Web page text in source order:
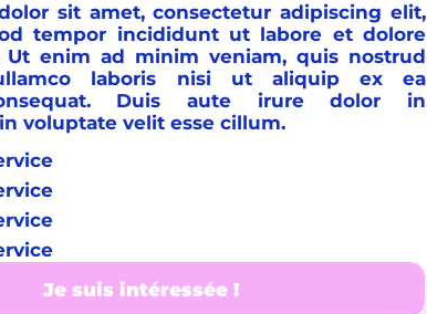
sit amet, consectetur adipiscing elit,
tempor incididunt ut labore et dolore
Ut enim ad minim veniam, quis nostrud
laboris nisi ut aliquip ex ea
Duis aute irure dolor in
voluptate velit esse cillum.
Je suis intéressée !